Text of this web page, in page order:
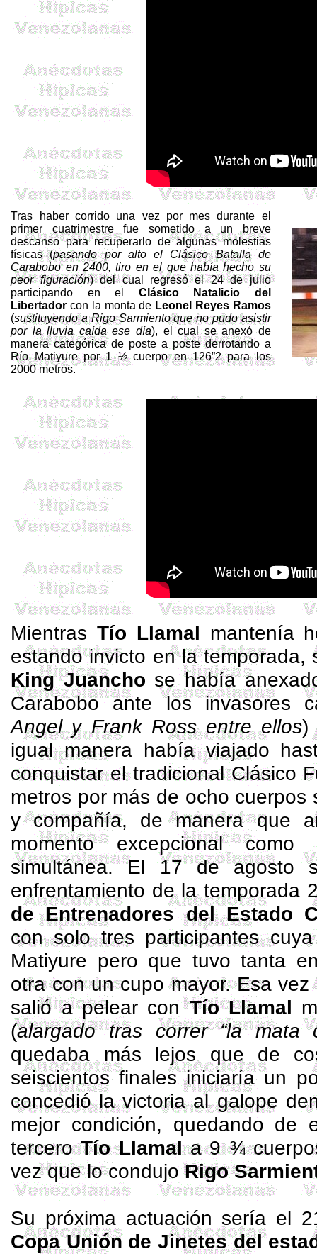
Tras haber corrido una vez por mes durante el
primer cuatrimestre fue sometido a un breve
descanso para recuperarlo de algunas molestias
físicas (pasando por alto el Clásico Batalla de
Carabobo en 2400, tiro en el que había hecho su
peor figuración) del cual regresó el 24 de julio
participando en el Clásico Natalicio del
Libertador con la monta de Leonel Reyes Ramos
(sustituyendo aRigoSarmiento que no pudo asistir
por la lluvia caída ese día), el cual se anexó de
manera categórica de poste a poste derrotando a
Río Matiyure por 1 ½ cuerpo en 126”2 para los
2000 metros.
Mientras Tío Llamal mantenía
estando invicto en la temporada,
King Juancho se había
Carabobo ante los invasores
Angely Frank Ross entre ellos)
igual manera había viajado
conquistar el tradicional Clásico
metros por más de ocho cuerpos
y compañía, de manera que
momento excepcional
simultánea. El 17 de agosto
enfrentamiento de la temporada
de Entrenadores del Estado
con solo tres participantes
Matiyure pero que tuvo tanta
otra con un cupo mayor. Esa
salió a pelear conTíoLlamal
(alargado tras correr “la mata
quedaba más lejos que de
seiscientos finales iniciaría un
concedió la victoria al galope
mejor condición, quedando de
terceroTíoLlamala 9 ¾
vez que lo condujoRigo
Su próxima actuación sería el
Copa Unión de Jinetes del